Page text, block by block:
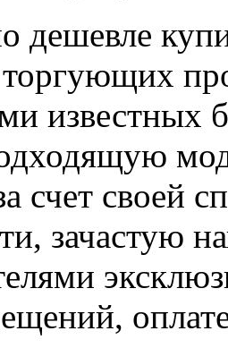
дешевле
торгующих
известных
счет своей
зачастую